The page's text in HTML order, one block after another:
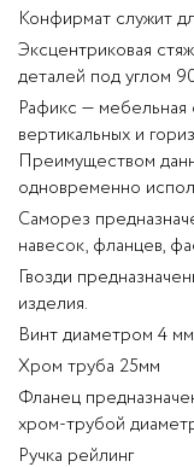
Конфирмат служит
Эксцентриковая
деталей под углом
Рафикс — мебельная
вертикальных и
Преимуществом
одновременно
Саморез
навесок, фланцев,
Гвозди
изделия.
Винт диаметром 4
Хром труба 25мм
Фланец
хром-трубой
Ручка рейлинг